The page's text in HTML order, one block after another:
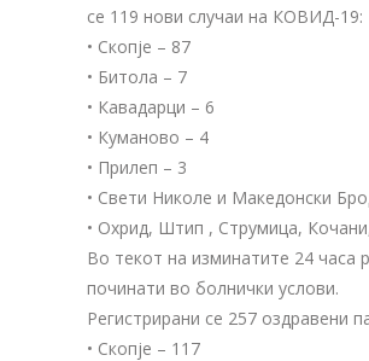
се 119 нови случаи на КОВИД-19:
• Скопје – 87
• Битола – 7
• Кавадарци – 6
• Куманово – 4
• Прилеп – 3
• Свети Николе и Македонски
• Охрид, Штип , Струмица,
Во текот на изминатите 24 часа
починати во болнички услови.
Регистрирани сe 257 оздравени
• Скопје – 117